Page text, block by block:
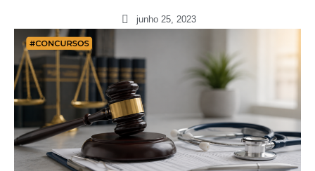
junho 25, 2023